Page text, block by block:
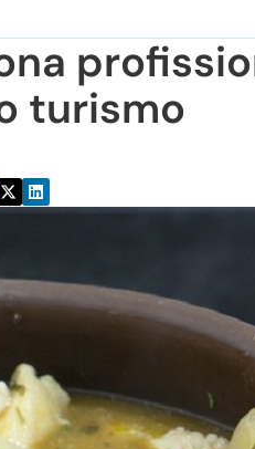
turismo